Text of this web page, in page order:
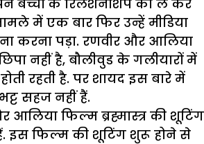
बच्चों के रिलेशनशिप को ले कर
में एक बार फिर उन्हें मीडिया
करना पड़ा. रणवीर और आलिया
नहीं है, बौलीवुड के गलीयारों में
रहती है. पर शायद इस बारे में
सहज नहीं हैं.
फिल्म ब्रह्मास्त्र की शूटिंग
इस फिल्म की शूटिंग शुरू होने से